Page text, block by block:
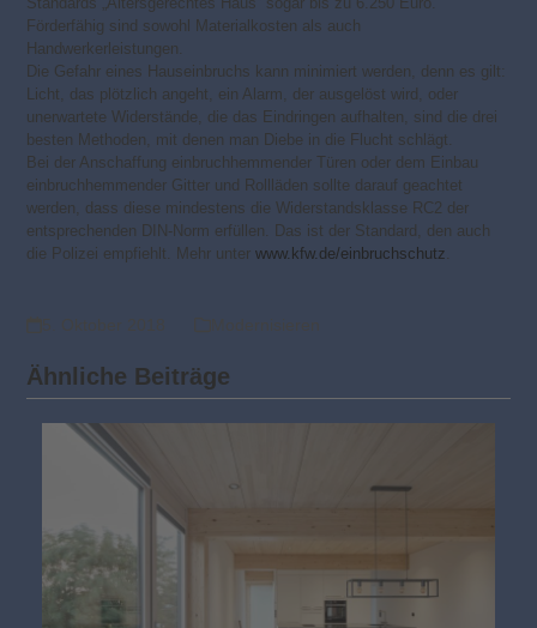
Förderfähig sind sowohl Materialkosten als auch
Handwerkerleistungen.
Die Gefahr eines Hauseinbruchs kann minimiert werden, denn es gilt:
Licht, das plötzlich angeht, ein Alarm, der ausgelöst wird, oder
unerwartete Widerstände, die das Eindringen aufhalten, sind die drei
besten Methoden, mit denen man Diebe in die Flucht schlägt.
Bei der Anschaffung einbruchhemmender Türen oder dem Einbau
einbruchhemmender Gitter und Rollläden sollte darauf geachtet
werden, dass diese mindestens die Widerstandsklasse RC2 der
entsprechenden DIN-Norm erfüllen. Das ist der Standard, den auch
die Polizei empfiehlt. Mehr unterwww.kfw.de/einbruchschutz.
Ähnliche Beiträge